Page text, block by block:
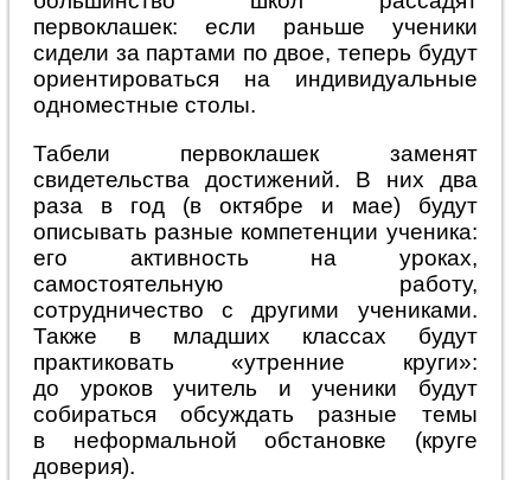
первоклашек: если раньше ученики
сидели за партами по двое, теперь будут
ориентироваться на индивидуальные
одноместные столы.
Табели первоклашек заменят
свидетельства достижений. В них два
раза в год (в октябре и мае) будут
описывать разные компетенции ученика:
его активность на уроках,
самостоятельную работу,
сотрудничество с другими учениками.
Также в младших классах будут
практиковать «утренние круги»:
до уроков учитель и ученики будут
собираться обсуждать разные темы
в неформальной обстановке (круге
доверия).